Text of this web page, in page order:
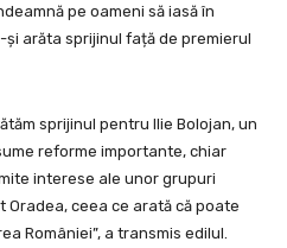
pe oameni să iasă în
arăta sprijinul față de premierul
sprijinul pentru Ilie Bolojan, un
reforme importante, chiar
interese ale unor grupuri
ceea ce arată că poate
României”, a transmis edilul.